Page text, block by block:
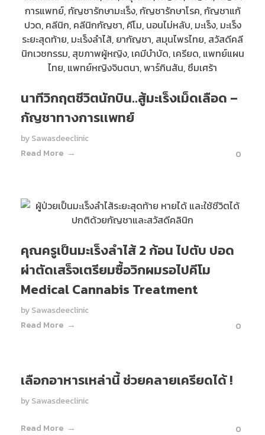
นาทีวิกฤตชีวิตนักบิน..สู้มะเร็งเม็ดเลือด –
กัญชาทางการเเพทย์
bySawasdeeclinic
Read More
0
คุณครูเป็นมะเร็งลำไส้ 2 ก้อน ไปตับ ปอด
ผ่าตัดเสร็จเตรียมซื้อวิกผมรอไปคีโม
Medical Cannabis Treatment
bySawasdeeclinic
Read More
0
เลือกอาหารเหล่านี้ ช่วยคลายเครียดได้ !
bySawasdeeclinic
Read More 0